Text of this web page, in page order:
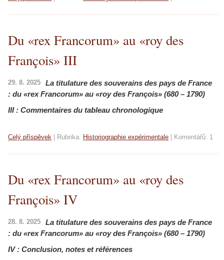
Du «rex Francorum» au «roy des
François» III
29. 8. 2025
La titulature des souverains des pays de France
: du «rex Francorum» au «roy des François» (680 – 1790)
III : Commentaires du tableau chronologique
Celý příspěvek Rubrika: Historiographie expérimentale Komentářů: 1
Du «rex Francorum» au «roy des
François» IV
28. 8. 2025
La titulature des souverains des pays de France
: du «rex Francorum» au «roy des François» (680 – 1790)
IV : Conclusion, notes et références